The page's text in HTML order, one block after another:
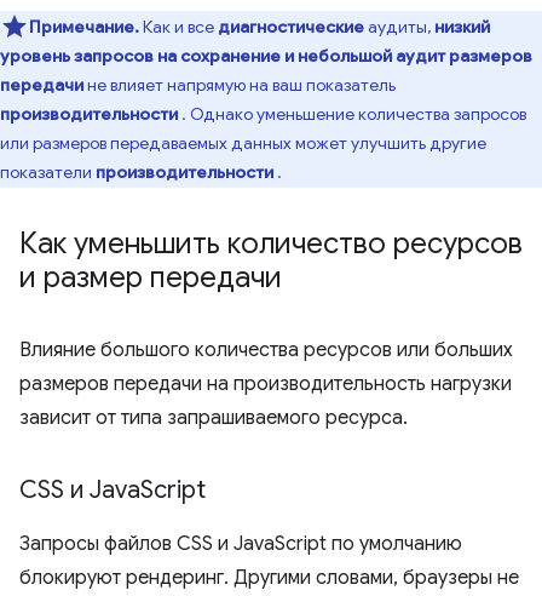
Примечание.Как и все диагностическиеаудиты, низкий
уровень запросов на сохранение и небольшой аудит размеров
передачине влияет напрямую на ваш показатель
производительности . Однако уменьшение количества запросов
или размеров передаваемых данных может улучшить другие
показатели производительности .
Как уменьшить количество ресурсов
и размер передачи
Влияние большого количества ресурсов или больших
размеров передачи на производительность нагрузки
зависит от типа запрашиваемого ресурса.
CSS и JavaScript
Запросы файлов CSS и JavaScript по умолчанию
блокируют рендеринг. Другими словами, браузеры не